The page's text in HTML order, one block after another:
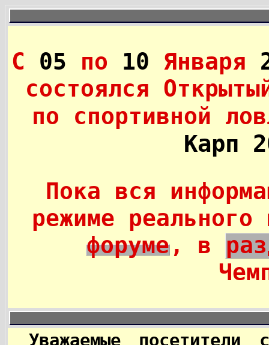
С 05 по 10 Января
состоялся
по спортивной
Карп
Пока вся
режиме
форуме , в
Уважаемые посетители